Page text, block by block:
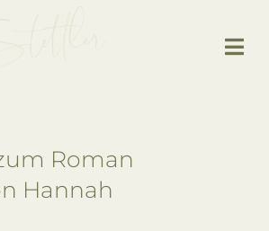
Roman
Hannah